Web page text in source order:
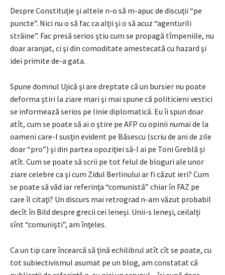
Despre Constituţie şi altele n-o să m-apuc de discuţii “pe
puncte”. Nici nu o să fac ca alţii şi o să acuz “agenturili
străine”. Fac presă serios ştiu cum se propagă tîmpeniile, nu
doar aranjat, ci şi din comoditate amestecată cu hazard şi
idei primite de-a gata.
Spune domnul Ujică şi are dreptate că un bursier nu poate
deforma ştiri la ziare mari şi mai spune că politicieni vestici
se informează serios pe linie diplomatică. Eu îi spun doar
atît, cum se poate să ai o ştire pe AFP cu opinii numai de la
oameni care-l susţin evident pe Băsescu (scriu de ani de zile
doar “pro”) şi din partea opoziţiei să-l ai pe Toni Greblă şi
atît. Cum se poate să scrii pe tot felul de bloguri ale unor
ziare celebre ca şi cum Zidul Berlinului ar fi căzut ieri? Cum
se poate să văd iar referinţa “comunistă” chiar în FAZ pe
care îl citaţi? Un discurs mai retrograd n-am văzut probabil
decît în Bild despre grecii cei leneşi. Unii-s leneşi, ceilalţi
sînt “comunişti”, am înţeles.
Ca un tip care încearcă să ţină echilibrul atît cît se poate, cu
tot subiectivismul asumat pe un blog, am constatat că